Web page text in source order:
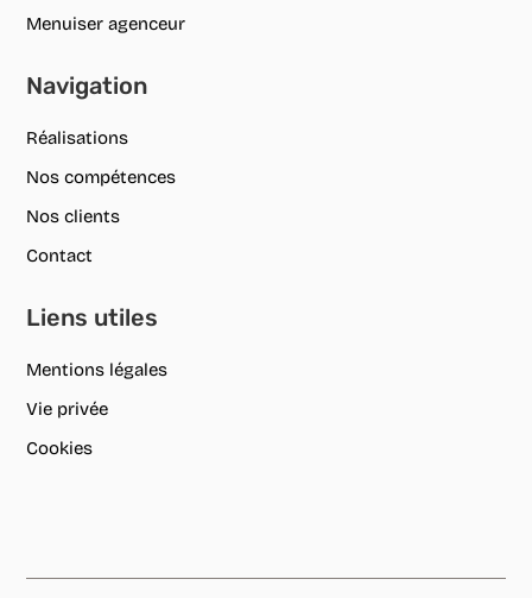
Menuiser agenceur
Navigation
Réalisations
Nos compétences
Nos clients
Contact
Liens utiles
Mentions légales
Vie privée
Cookies